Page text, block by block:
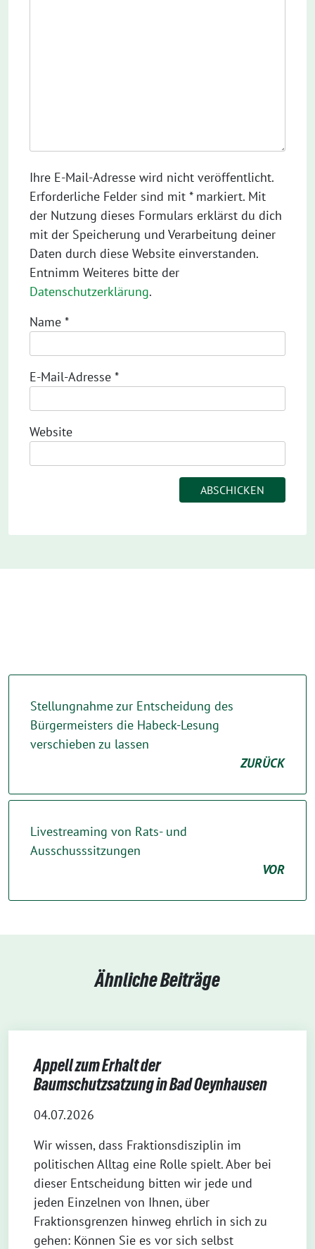
Ihre E-Mail-Adresse wird nicht veröffentlicht.
Erforderliche Felder sind mit * markiert. Mit
der Nutzung dieses Formulars erklärst du dich
mit der Speicherung und Verarbeitung deiner
Daten durch diese Website einverstanden.
Entnimm Weiteres bitte der
Datenschutzerklärung.
Name *
E-Mail-Adresse *
Website
Stellungnahme zur Entscheidung des
Bürgermeisters die Habeck-Lesung
verschieben zu lassen
ZURÜCK
Livestreaming von Rats- und
Ausschusssitzungen
VOR
Ähnliche Beiträge
Appell zum Erhalt der
Baumschutzsatzung in Bad Oeynhausen
04.07.2026
Wir wissen, dass Fraktionsdisziplin im
politischen Alltag eine Rolle spielt. Aber bei
dieser Entscheidung bitten wir jede und
jeden Einzelnen von Ihnen, über
Fraktionsgrenzen hinweg ehrlich in sich zu
gehen: Können Sie es vor sich selbst